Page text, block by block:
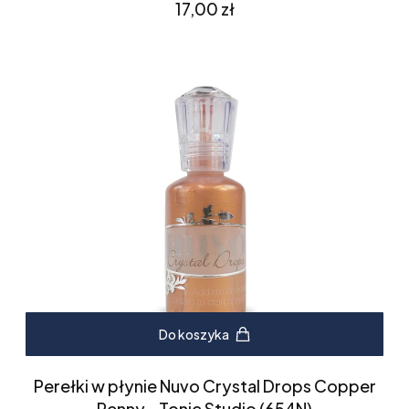
Cena
17,00 zł
Do koszyka
Perełki w płynie Nuvo Crystal Drops Copper